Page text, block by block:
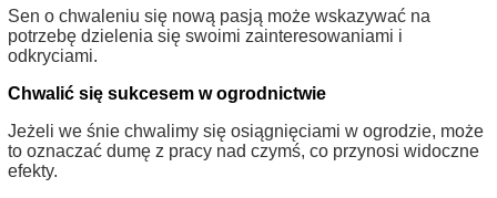
Sen o chwaleniu się nową pasją może wskazywać na
potrzebę dzielenia się swoimi zainteresowaniami i
odkryciami.
Chwalić się sukcesem w ogrodnictwie
Jeżeli we śnie chwalimy się osiągnięciami w ogrodzie, może
to oznaczać dumę z pracy nad czymś, co przynosi widoczne
efekty.